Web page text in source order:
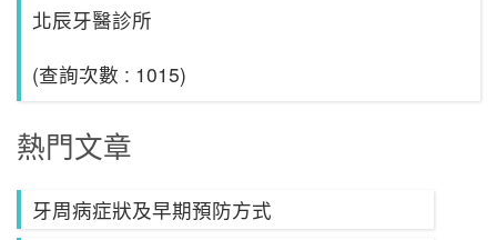
北辰牙醫診所
(查詢次數 : 1015)
熱門文章
牙周病症狀及早期預防方式